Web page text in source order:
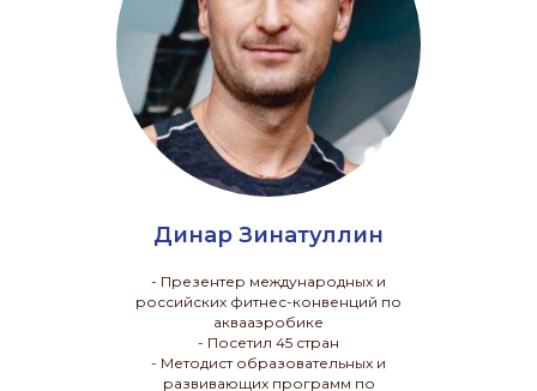
Динар Зинатуллин
- Презентер международных и
российских фитнес-конвенций по
аквааэробике
- Посетил 45 стран
- Методист образовательных и
развивающих программ по